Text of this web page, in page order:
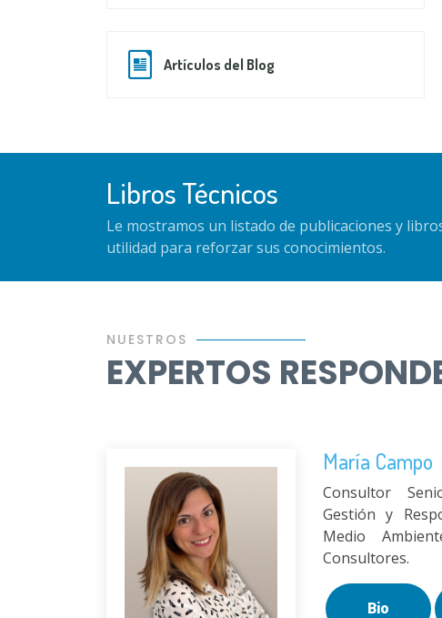
Artículos del Blog
Libros Técnicos
Le mostramos un listado de publicaciones y
utilidad para reforzar sus conocimientos.
NUESTROS
EXPERTOS
María Campo
Consultor
Gestión y
Medio
Consultores.
Bio